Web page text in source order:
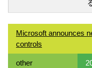
Microsoft announces
controls
other